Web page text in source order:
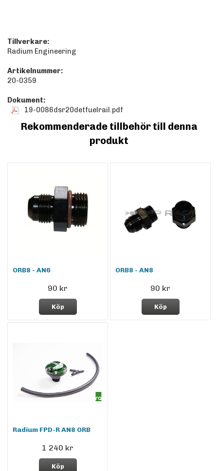
Tillverkare:
Radium Engineering
Artikelnummer:
20-0359
Dokument:
19-0086dsr20detfuelrail.pdf
Rekommenderade tillbehör till denna
produkt
ORB8 - AN6
90 kr
Köp
ORB8 - AN8
90 kr
Köp
Radium FPD-R AN8 ORB
1 240 kr
Köp